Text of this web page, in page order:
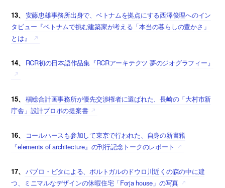
13、
安藤忠雄事務所出身で、ベトナムを拠点にする西澤俊理へのイン
タビュー『ベトナムで挑む建築家が考える「本当の暮らしの豊かさ」
とは』
14、 RCR初の日本語作品集『RCRアーキテクツ 夢のジオグラフィー』
15、
槇総合計画事務所が優先交渉権者に選ばれた、長崎の「大村市新
庁舎」設計プロポの提案書
16、
コールハースも参加して東京で行われた、自身の新書籍
『elements of architecture』の刊行記念トークのレポート
17、
パブロ・ピタによる、ポルトガルのドウロ川近くの森の中に建
つ、ミニマルなデザインの休暇住宅「Forja house」の写真